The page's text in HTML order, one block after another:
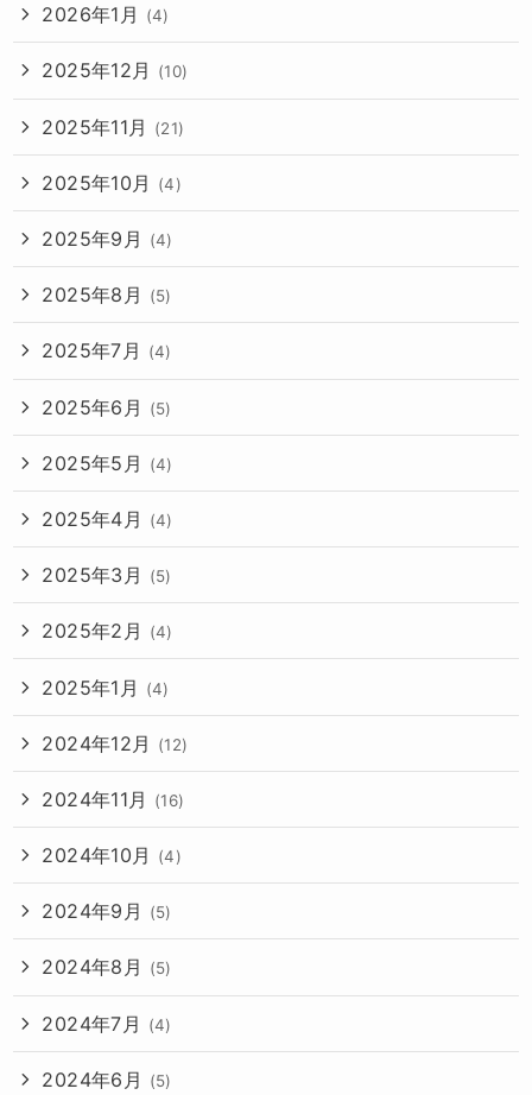
2026年1月 (4)
2025年12月 (10)
2025年11月 (21)
2025年10月 (4)
2025年9月 (4)
2025年8月 (5)
2025年7月 (4)
2025年6月 (5)
2025年5月 (4)
2025年4月 (4)
2025年3月 (5)
2025年2月 (4)
2025年1月 (4)
2024年12月 (12)
2024年11月 (16)
2024年10月 (4)
2024年9月 (5)
2024年8月 (5)
2024年7月 (4)
2024年6月 (5)